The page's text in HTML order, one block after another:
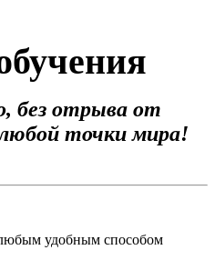
без отрыва от
точки мира!
любым удобным способом